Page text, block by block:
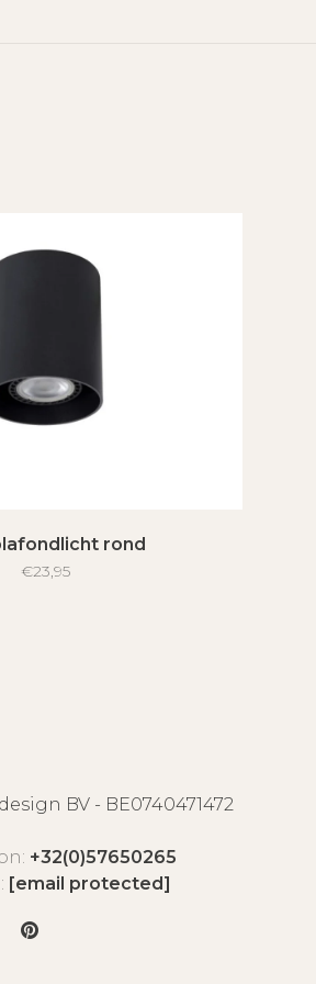
rond
€23,95
BV - BE0740471472
+32(0)57650265
[email protected]